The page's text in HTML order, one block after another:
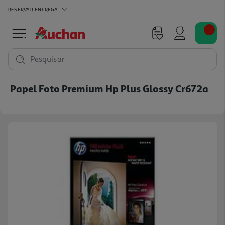
RESERVAR ENTREGA
Pesquisar
Papel Foto Premium Hp Plus Glossy Cr672a